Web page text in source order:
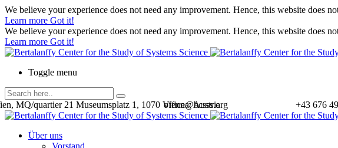
We believe your experience does not need any improvement. Hence, this website does
Learn more Got it!
We believe your experience does not need any improvement. Hence, this website does
Learn more Got it!
Toggle menu
+43 676
office@bcsss.org
MQ/quartier 21 Museumsplatz 1, 1070 Vienna, Austria
Über uns
Vorstand